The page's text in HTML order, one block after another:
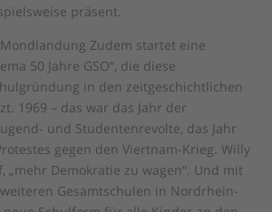
präsent.
Mondlandung Zudem startet eine
50 Jahre GSO“, die diese
in den zeitgeschichtlichen
1969 – das war das Jahr der
und Studentenrevolte, das Jahr
gegen den Viertnam-Krieg. Willy
„mehr Demokratie zu wagen“. Und mit
Gesamtschulen in Nordrhein-